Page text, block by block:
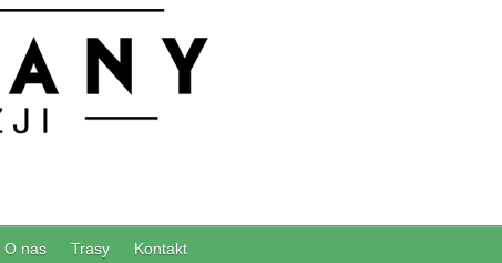
O nas Trasy Kontakt